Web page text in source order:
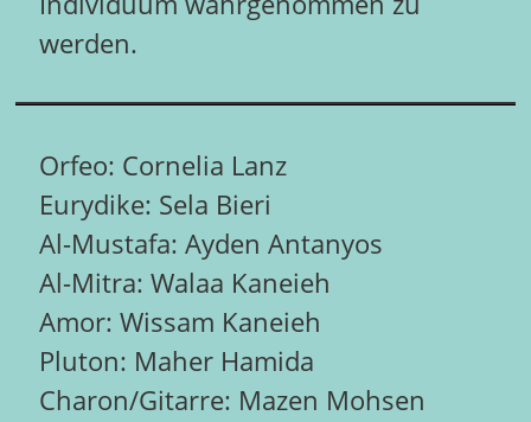
werden.
Orfeo: Cornelia Lanz
Eurydike: Sela Bieri
Al-Mustafa: Ayden Antanyos
Al-Mitra: Walaa Kaneieh
Amor: Wissam Kaneieh
Pluton: Maher Hamida
Charon/Gitarre: Mazen Mohsen